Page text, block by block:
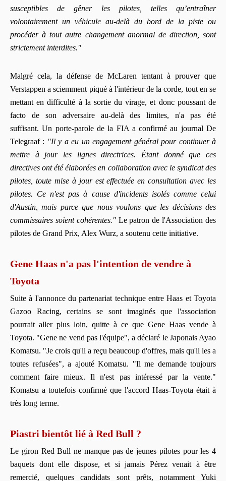
susceptibles de gêner les pilotes, telles qu’entraîner
volontairement un véhicule au-delà du bord de la piste ou
procéder à tout autre changement anormal de direction, sont
strictement interdites."
Malgré cela, la défense de McLaren tentant à prouver que
Verstappen a sciemment piqué à l'intérieur de la corde, tout en se
mettant en difficulté à la sortie du virage, et donc poussant de
facto de son adversaire au-delà des limites, n'a pas été
suffisant. Un porte-parole de la FIA a confirmé au journal De
Telegraaf : "Il y a eu un engagement général pour continuer à
mettre à jour les lignes directrices. Étant donné que ces
directives ont été élaborées en collaboration avec le syndicat des
pilotes, toute mise à jour est effectuée en consultation avec les
pilotes. Ce n'est pas à cause d'incidents isolés comme celui
d'Austin, mais parce que nous voulons que les décisions des
commissaires soient cohérentes."Le patron de l'Association des
pilotes de Grand Prix, Alex Wurz, a soutenu cette initiative.
Gene Haas n'a pas l'intention de vendre à
Toyota
Suite à l'annonce du partenariat technique entre Haas et Toyota
Gazoo Racing, certains se sont imaginés que l'association
pourrait aller plus loin, quitte à ce que Gene Haas vende à
Toyota. "Gene ne vend pas l'équipe", a déclaré le Japonais Ayao
Komatsu. "Je crois qu'il a reçu beaucoup d'offres, mais qu'il les a
toutes refusées", a ajouté Komatsu. "Il me demande toujours
comment faire mieux. Il n'est pas intéressé par la vente."
Komatsu a toutefois confirmé que l'accord Haas-Toyota était à
très long terme.
Piastri bientôt lié à Red Bull ?
Le giron Red Bull ne manque pas de jeunes pilotes pour les 4
baquets dont elle dispose, et si jamais Pérez venait à être
remercié, quelques candidats sont prêts, notamment Yuki